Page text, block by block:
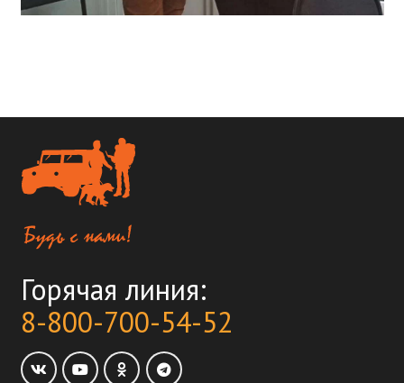
Горячая линия:
8-800-700-54-52